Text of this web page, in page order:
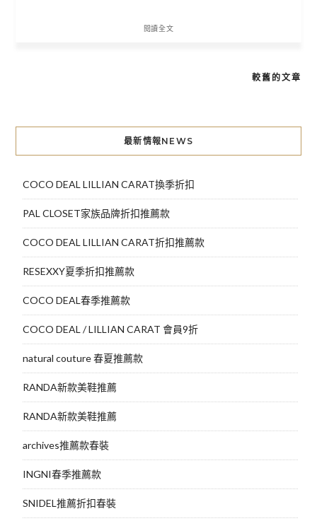
閱讀全文
導
覽
較舊的文章
最新情報NEWS
COCO DEAL LILLIAN CARAT換季折扣
PAL CLOSET家族品牌折扣推薦款
COCO DEAL LILLIAN CARAT折扣推薦款
RESEXXY夏季折扣推薦款
COCO DEAL春季推薦款
COCO DEAL / LILLIAN CARAT 會員9折
natural couture 春夏推薦款
RANDA新款美鞋推薦
RANDA新款美鞋推薦
archives推薦款春裝
INGNI春季推薦款
SNIDEL推薦折扣春裝